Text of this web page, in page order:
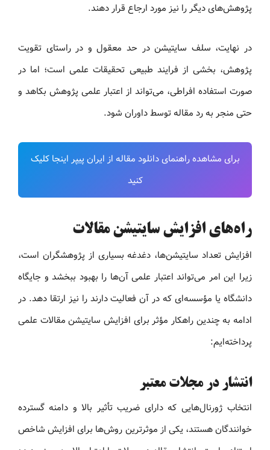
پژوهش‌های دیگر را نیز مورد ارجاع قرار دهند.
در نهایت، سلف سایتیشن در حد معقول و در راستای تقویت
پژوهش، بخشی از فرایند طبیعی تحقیقات علمی است؛ اما در
صورت استفاده افراطی، می‌تواند از اعتبار علمی پژوهش بکاهد و
حتی منجر به رد مقاله توسط داوران شود.
برای مشاهده راهنمای دانلود مقاله از ایران پیپر اینجا کلیک
کنید
راه‌های افزایش سایتیشن مقالات
افزایش تعداد سایتیشن‌ها، دغدغه بسیاری از پژوهشگران است،
زیرا این امر می‌تواند اعتبار علمی آن‌ها را بهبود ببخشد و جایگاه
دانشگاه یا مؤسسه‌ای که در آن فعالیت دارند را نیز ارتقا دهد. در
ادامه به چندین راهکار مؤثر برای افزایش سایتیشن مقالات علمی
پرداخته‌ایم:
انتشار در مجلات معتبر
انتخاب ژورنال‌هایی که دارای ضریب تأثیر بالا و دامنه گسترده
خوانندگان هستند، یکی از موثرترین روش‌ها برای افزایش شاخص